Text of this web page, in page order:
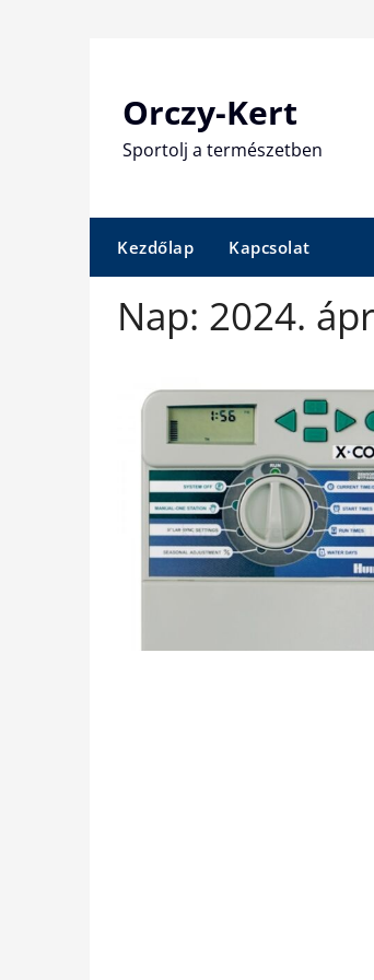
Orczy-Kert
Sportolj a természetben
Kezdőlap Kapcsolat
Nap: 2024.